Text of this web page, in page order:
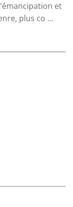
et
plus co ...